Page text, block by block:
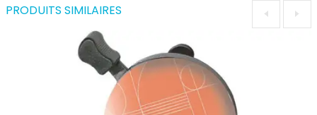
PRODUITS SIMILAIRES